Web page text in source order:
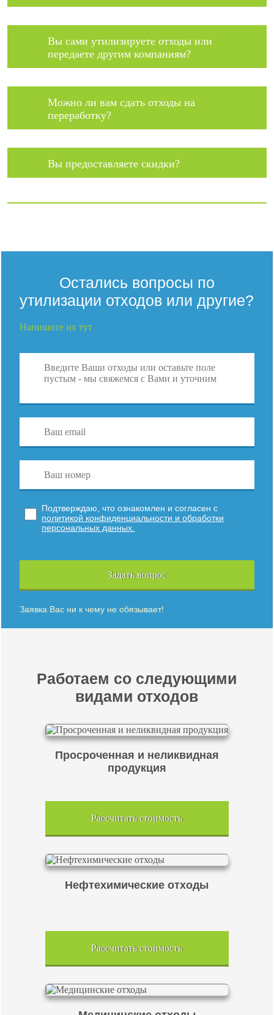
Вы сами утилизируете отходы или
передаете другим компаниям?
Можно ли вам сдать отходы на
переработку?
Вы предоставляете скидки?
Остались вопросы по
утилизации отходов или другие?
Напишите их тут
Подтверждаю, что ознакомлен и согласен с
политикой конфиденциальности и обработки
персональных данных.
Задать вопрос
Заявка Вас ни к чему не обязывает!
Работаем со следующими
видами отходов
Просроченная и неликвидная
продукция
Рассчитать стоимость
Нефтехимические отходы
Рассчитать стоимость